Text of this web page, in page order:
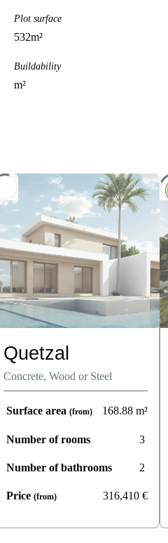
Plot surface
532m²
Buildability
m²
Quetzal
Concrete, Wood or Steel
Surface area (from) 168.88 m²
Number of rooms 3
Number of bathrooms 2
Price (from) 316,410 €